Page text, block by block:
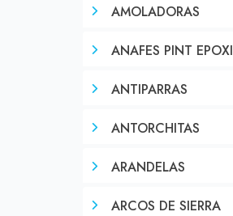
AMOLADORAS
ANAFES PINT EPOXI
ANTIPARRAS
ANTORCHITAS
ARANDELAS
ARCOS DE SIERRA